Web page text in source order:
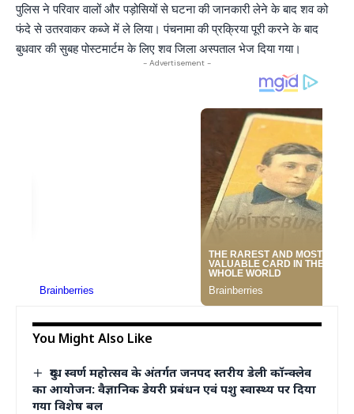
पुलिस ने परिवार वालों और पड़ोसियों से घटना की जानकारी लेने के बाद शव को
फंदे से उतरवाकर कब्जे में ले लिया। पंचनामा की प्रक्रिया पूरी करने के बाद
बुधवार की सुबह पोस्टमार्टम के लिए शव जिला अस्पताल भेज दिया गया।
- Advertisement -
You Might Also Like
दुग्ध स्वर्ण महोत्सव के अंतर्गत जनपद स्तरीय डेली कॉन्क्लेव
का आयोजन: वैज्ञानिक डेयरी प्रबंधन एवं पशु स्वास्थ्य पर दिया
गया विशेष बल